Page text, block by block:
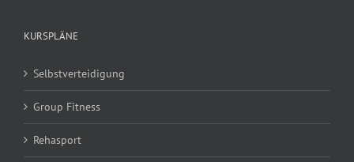
KURSPLÄNE
Selbstverteidigung
Group Fitness
Rehasport